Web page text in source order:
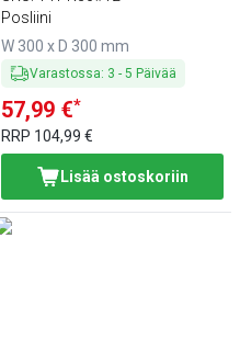
Posliini
W 300 x D 300 mm
Varastossa: 3 -5 Päivää
57,99 €*
RRP 104,99 €
Lisää ostoskoriin